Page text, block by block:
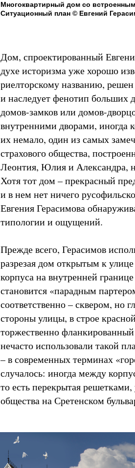
Многоквартирный дом со
Ситуационный план © Евгений
Дом, спроектированный
духе историзма уже хорошо
риелторскому названию, решен
и наследует фенотип больших
домов-замков или домов-
внутренними дворами, иногда
их немало, один из самых
страхового общества,
Леонтия, Юлия и Александра,
Хотя тот дом – прекрасный
и в нем нет ничего
Евгения Герасимова
типологии и ощущений.
Прежде всего, Герасимов
разрезая дом открытым к
корпуса на внутренней
становится «парадным
соответственно – сквером, но
стороны улицы, в строе
торжественно
нечасто использовали такой
– в современных терминах
случалось: иногда между
то есть перекрытая
общества на Сретенском